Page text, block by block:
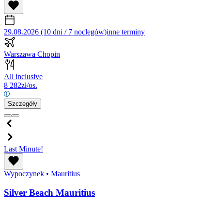
29.08.2026 (10 dni / 7 noclegów)inne terminy
Warszawa Chopin
All inclusive
8 282zł/os.
Szczegóły
Last Minute!
Wypoczynek • Mauritius
Silver Beach Mauritius